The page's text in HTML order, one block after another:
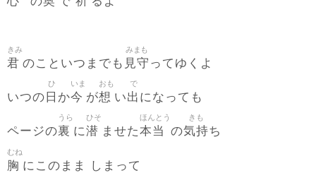
君
きみ
のこといつまでも 見守
みまも
ってゆくよ
いつの 日
ひ
か今
いま
が想
おも
い出
で
になっても
ページの裏
うら
に潜
ひそ
ませた本当
ほんとう
の気持
きも
ち
胸
むね
にこのまま しまって